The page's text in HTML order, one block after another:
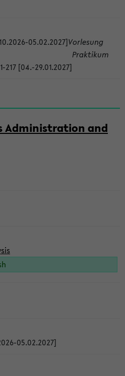
05.02.2027]Vorlesung
217 [04.-29.01.2027]
Praktikum
Administration and
05.02.2027]